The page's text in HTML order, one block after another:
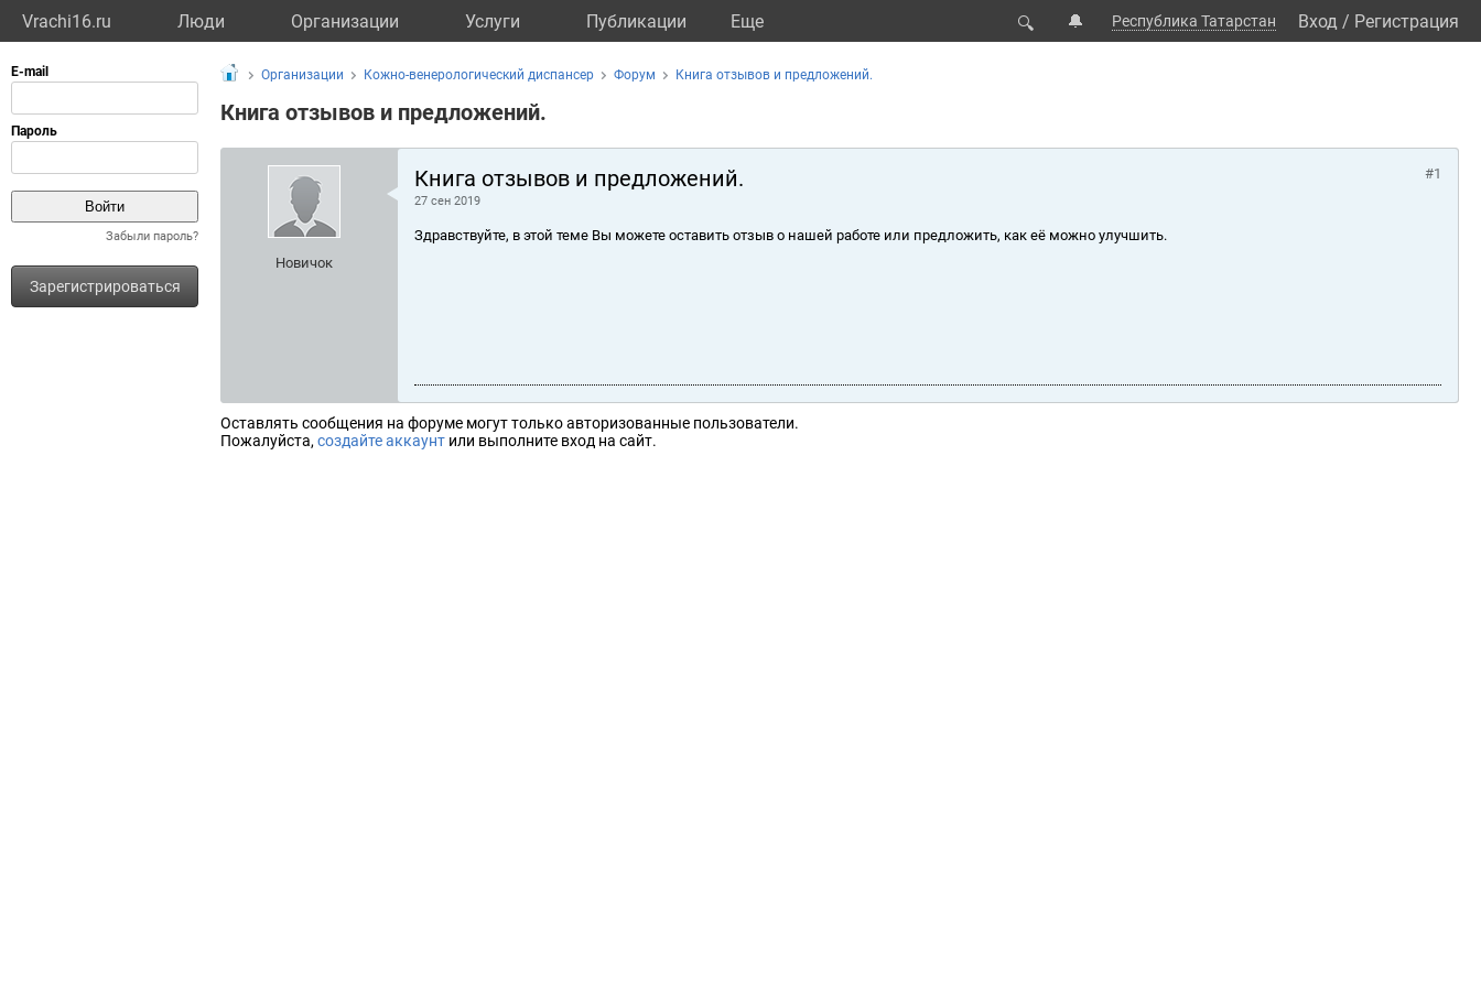
Vrachi16.ru Люди Организации Услуги Публикации Eще 🔍 🔔 Республика Татарстан Вход / Регистрация
Забыли пароль?
Зарегистрироваться
Организации Кожно-венерологический диспансер Форум Книга отзывов и предложений.
Книга отзывов и предложений.
Новичок
Книга отзывов и предложений.
27 сен 2019
#1
Здравствуйте, в этой теме Вы можете оставить отзыв о нашей работе или предложить, как её можно улучшить.
Оставлять сообщения на форуме могут только авторизованные пользователи.
Пожалуйста, создайте аккаунт или выполните вход на сайт.